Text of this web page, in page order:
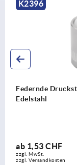
ohne Bund,
DETAILS